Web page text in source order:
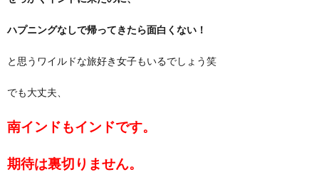
ハプニングなしで帰ってきたら面白くない！
と思うワイルドな旅好き女子もいるでしょう笑
でも大丈夫、
南インドもインドです。
期待は裏切りません。